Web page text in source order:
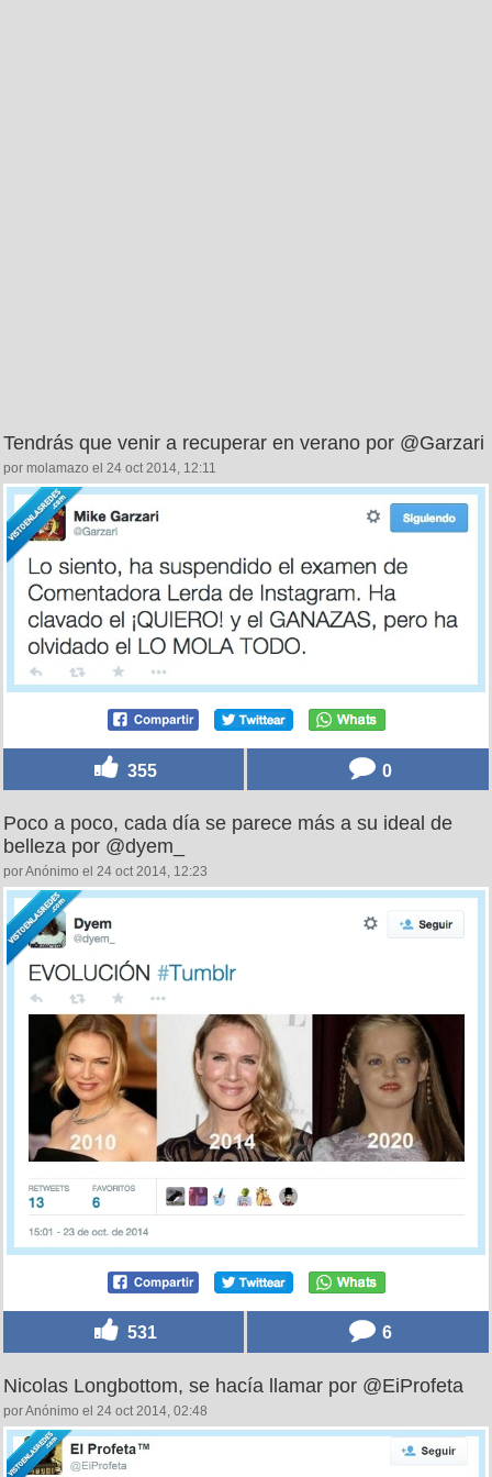
Tendrás que venir a recuperar en verano por @Garzari
por molamazo el 24 oct 2014, 12:11
355 0
Poco a poco, cada día se parece más a su ideal de
belleza por @dyem_
por Anónimo el 24 oct 2014, 12:23
531 6
Nicolas Longbottom, se hacía llamar por @EiProfeta
por Anónimo el 24 oct 2014, 02:48